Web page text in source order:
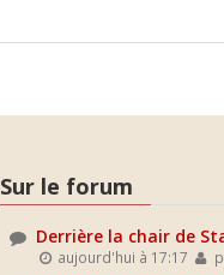
Sur le forum
Derrière la chair de
aujourd'hui à 17:17